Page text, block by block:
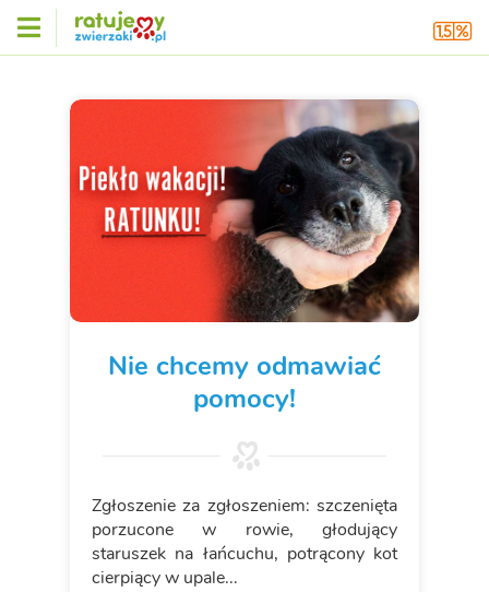
Nie chcemy odmawiać
pomocy!
Zgłoszenie za zgłoszeniem: szczenięta
porzucone w rowie, głodujący
staruszek na łańcuchu, potrącony kot
cierpiący w upale...